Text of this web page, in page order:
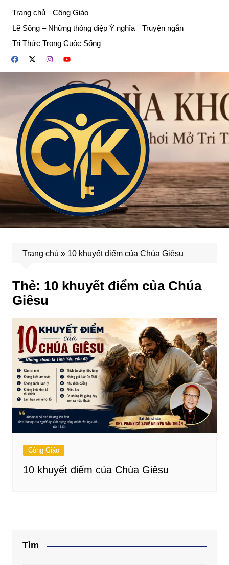
phần
dung
Trang chủ
Công Giáo
Lẽ Sống – Những thông điệp Ý nghĩa
Truyện ngắn
Tri Thức Trong Cuộc Sống
Trang chủ » 10 khuyết điểm của Chúa Giêsu
Thẻ: 10 khuyết điểm của Chúa
Giêsu
Công Giáo
10 khuyết điểm của Chúa Giêsu
Tìm